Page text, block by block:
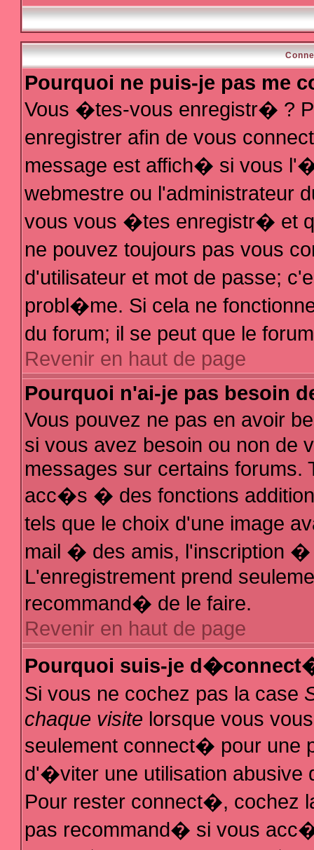
Pourquoi ne puis-je pas me
Vous �tes-vous enregistr� ?
enregistrer afin de vous
message est affich� si vous
webmestre ou l'administrateur
vous vous �tes enregistr� et
ne pouvez toujours pas vous
d'utilisateur et mot de passe;
probl�me. Si cela ne
du forum; il se peut que le
Revenir en haut de page
Pourquoi n'ai-je pas besoin
Vous pouvez ne pas en avoir
si vous avez besoin ou non de
messages sur certains forums.
acc�s � des fonctions
tels que le choix d'une image
mail � des amis, l'inscription �
L'enregistrement prend
recommand� de le faire.
Revenir en haut de page
Pourquoi suis-je
Si vous ne cochez pas la case
chaque visite lorsque vous
seulement connect� pour
d'�viter une utilisation abusive
Pour rester connect�, cochez
pas recommand� si vous